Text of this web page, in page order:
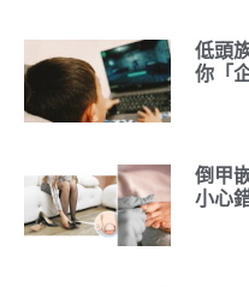
低頭
你「
倒甲
小心